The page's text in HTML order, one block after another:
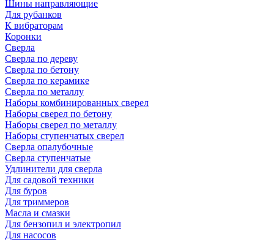
Шины направляющие
Для рубанков
К вибраторам
Коронки
Сверла
Сверла по дереву
Сверла по бетону
Сверла по керамике
Сверла по металлу
Наборы комбинированных сверел
Наборы сверел по бетону
Наборы сверел по металлу
Наборы ступенчатых сверел
Сверла опалубочные
Сверла ступенчатые
Удлинители для сверла
Для садовой техники
Для буров
Для триммеров
Масла и смазки
Для бензопил и электропил
Для насосов